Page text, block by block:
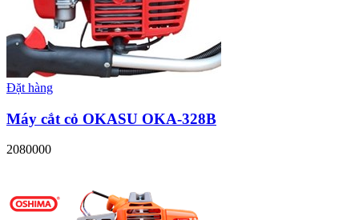
Đặt hàng
Máy cắt cỏ OKASU OKA-328B
2080000